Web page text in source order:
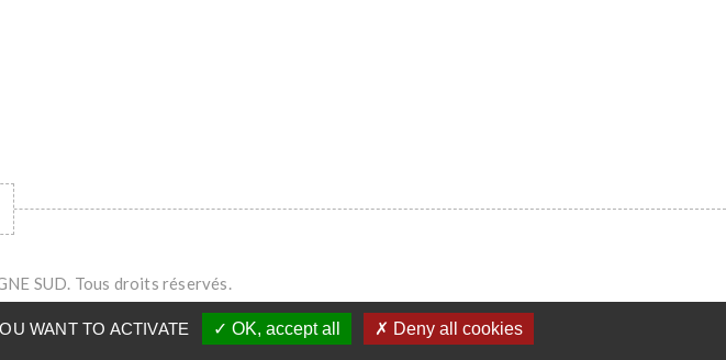
SUD. Tous droits réservés.
WANT TO ACTIVATE ✓ OK, accept all ✗ Deny all cookies